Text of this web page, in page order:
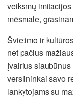
veiksmų
mėsmale,
Švietimo ir
net pačius
įvairius
verslininkai savo
lankytojams su